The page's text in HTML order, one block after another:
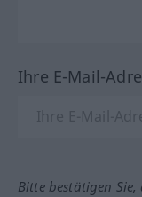
Ihre E-Mail-
Bitte bestätigen Sie,